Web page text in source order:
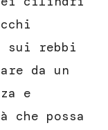
sui rebbi
da un
e
che possa